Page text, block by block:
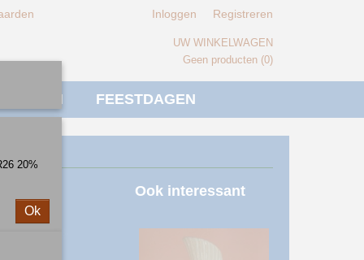
Inloggen Registreren
UW WINKELWAGEN
Geen producten (0)
FEESTDAGEN
Ook interessant
20%
Ok